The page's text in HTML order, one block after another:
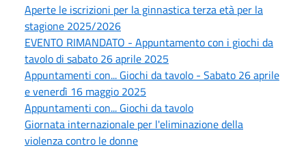
Aperte le iscrizioni per la ginnastica terza età per la
stagione 2025/2026
EVENTO RIMANDATO - Appuntamento con i giochi da
tavolo di sabato 26 aprile 2025
Appuntamenti con... Giochi da tavolo - Sabato 26 aprile
e venerdì 16 maggio 2025
Appuntamenti con... Giochi da tavolo
Giornata internazionale per l'eliminazione della
violenza contro le donne